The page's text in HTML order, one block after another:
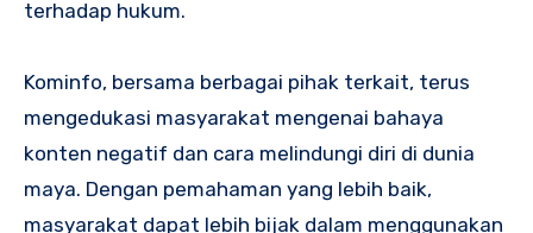
terhadap hukum.
Kominfo, bersama berbagai pihak terkait, terus
mengedukasi masyarakat mengenai bahaya
konten negatif dan cara melindungi diri di dunia
maya. Dengan pemahaman yang lebih baik,
masyarakat dapat lebih bijak dalam menggunakan